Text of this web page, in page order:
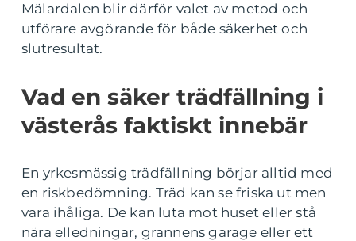
Mälardalen blir därför valet av metod och
utförare avgörande för både säkerhet och
slutresultat.
Vad en säker trädfällning i
västerås faktiskt innebär
En yrkesmässig trädfällning börjar alltid med
en riskbedömning. Träd kan se friska ut men
vara ihåliga. De kan luta mot huset eller stå
nära elledningar, grannens garage eller ett